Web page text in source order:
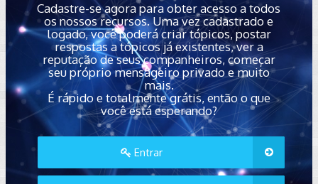
Cadastre-se agora para obter acesso a todos
os nossos recursos. Uma vez cadastrado e
logado, você poderá criar tópicos, postar
respostas a tópicos já existentes, ver a
reputação de seus companheiros, começar
seu próprio mensageiro privado e muito
mais.
É rápido e totalmente grátis, então o que
você está esperando?
Entrar